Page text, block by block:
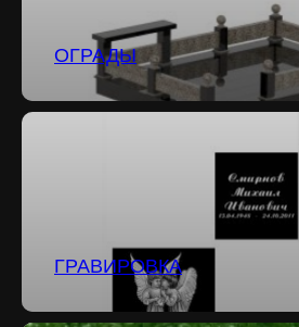
ОГРАДЫ
ГРАВИРОВКА